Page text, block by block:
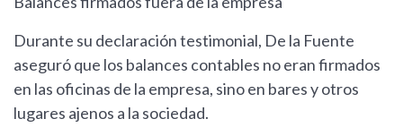
Durante su declaración testimonial, De la Fuente
aseguró que los balances contables no eran firmados
en las oficinas de la empresa, sino en bares y otros
lugares ajenos a la sociedad.